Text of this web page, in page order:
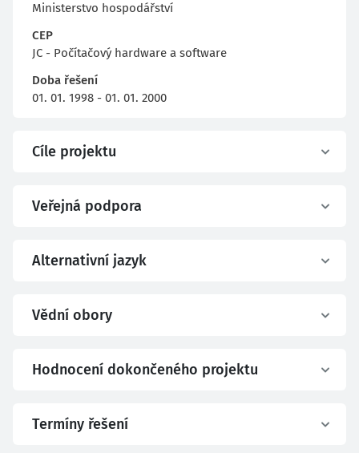
Ministerstvo hospodářství
CEP
JC - Počítačový hardware a software
Doba řešení
01. 01. 1998 - 01. 01. 2000
Cíle projektu
Veřejná podpora
Alternativní jazyk
Vědní obory
Hodnocení dokončeného projektu
Termíny řešení